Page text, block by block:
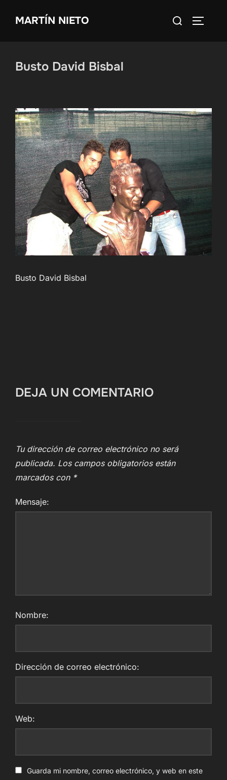
MARTÍN NIETO Buscar:
Busto David Bisbal
Busto David Bisbal
DEJA UN COMENTARIO
Tu dirección de correo electrónico no será
publicada. Los campos obligatorios están
marcados con *
Mensaje:
Nombre:
Dirección de correo electrónico:
Web:
Guarda mi nombre, correo electrónico, y web en este